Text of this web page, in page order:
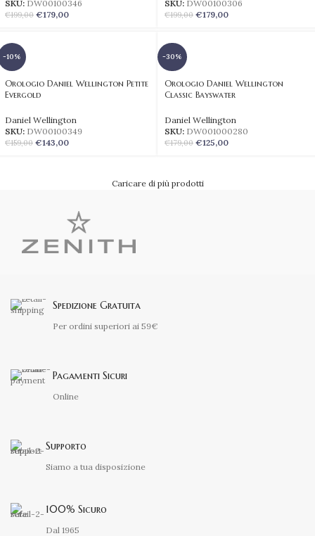
SKU: DW00100346
€199,00 €179,00
SKU: DW00100306
€199,00 €179,00
-10%
Orologio Daniel Wellington Petite
Evergold
Daniel Wellington
SKU: DW00100349
€159,00 €143,00
-30%
Orologio Daniel Wellington
Classic Bayswater
Daniel Wellington
SKU: DW001000280
€179,00 €125,00
Caricare di più prodotti
Spedizione Gratuita
Per ordini superiori ai 59€
Pagamenti Sicuri
Online
Supporto
Siamo a tua disposizione
100% Sicuro
Dal 1965